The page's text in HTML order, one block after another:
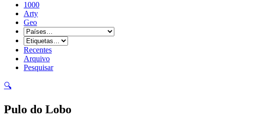
1000
Arty
Geo
Recentes
Arquivo
Pesquisar
🔍
Pulo do Lobo